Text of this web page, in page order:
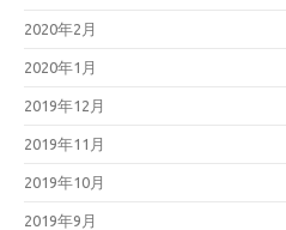
2020年2月
2020年1月
2019年12月
2019年11月
2019年10月
2019年9月